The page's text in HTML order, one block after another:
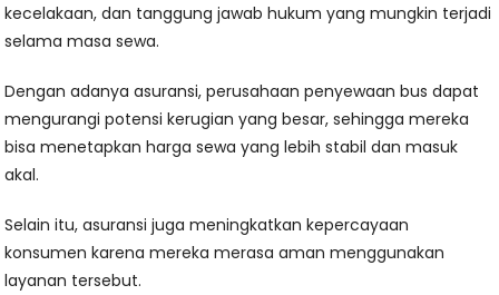
kecelakaan, dan tanggung jawab hukum yang mungkin terjadi
selama masa sewa.
Dengan adanya asuransi, perusahaan penyewaan bus dapat
mengurangi potensi kerugian yang besar, sehingga mereka
bisa menetapkan harga sewa yang lebih stabil dan masuk
akal.
Selain itu, asuransi juga meningkatkan kepercayaan
konsumen karena mereka merasa aman menggunakan
layanan tersebut.